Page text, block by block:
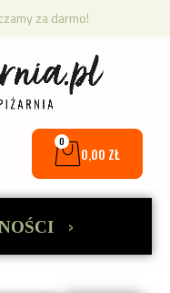
za darmo!
0,00 ZŁ
0
›